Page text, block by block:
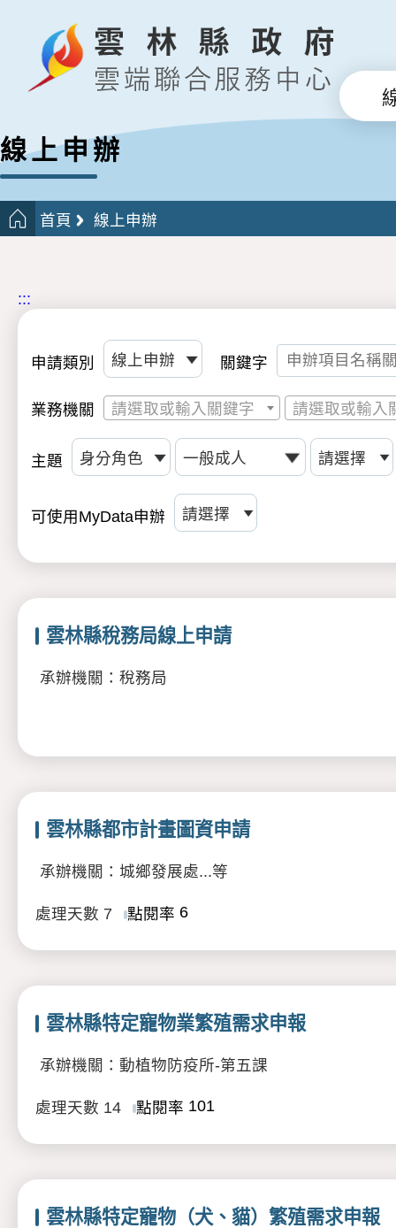
線上申辦
首頁 線上申辦
:::
申請類別 關鍵字
業務機關 請選取或輸入關鍵字 請選取或輸入
主題
可使用MyData申辦
雲林縣稅務局線上申請
承辦機關：稅務局
雲林縣都市計畫圖資申請
承辦機關：城鄉發展處...等
處理天數 7 點閱率 6
雲林縣特定寵物業繁殖需求申報
承辦機關：動植物防疫所-第五課
處理天數 14 點閱率 101
雲林縣特定寵物（犬、貓）繁殖需求申報